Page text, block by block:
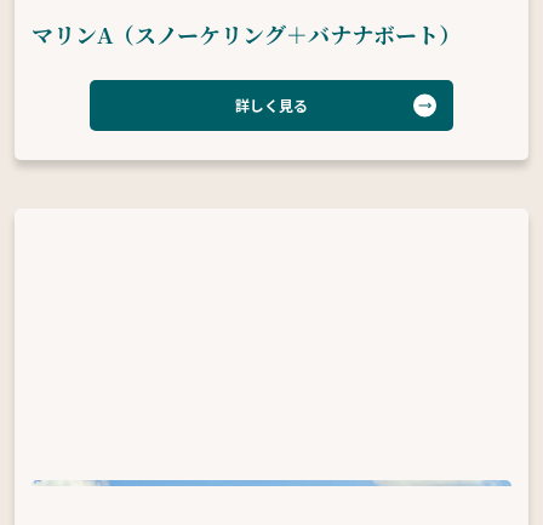
マリンA（スノーケリング＋バナナボート）
詳しく見る